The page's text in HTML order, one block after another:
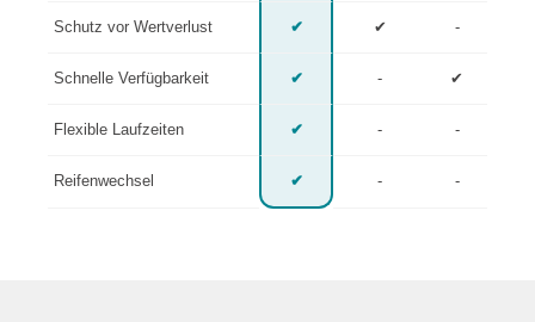
Schutz vor Wertverlust ✔ ✔ -
Schnelle Verfügbarkeit ✔ - ✔
Flexible Laufzeiten ✔ - -
Reifenwechsel ✔ - -